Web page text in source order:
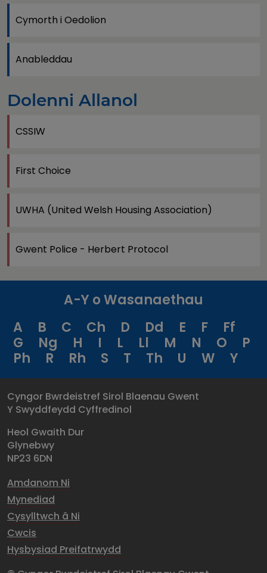
Cymorth i Oedolion
Anableddau
Dolenni Allanol
CSSIW
First Choice
UWHA (United Welsh Housing Association)
Gwent Police - Herbert Protocol
A-Y o Wasanaethau
A
B C Ch D Dd E F
Ff
G
Ng H I L Ll M N O
P
Ph
R Rh S T Th U W Y
Cyngor Bwrdeistref Sirol Blaenau Gwent
Y Swyddfeydd Cyffredinol
Heol Gwaith Dur
Glynebwy
NP23 6DN
Amdanom Ni
Mynediad
Cysylltwch â Ni
Cwcis
Hysbysiad Preifatrwydd